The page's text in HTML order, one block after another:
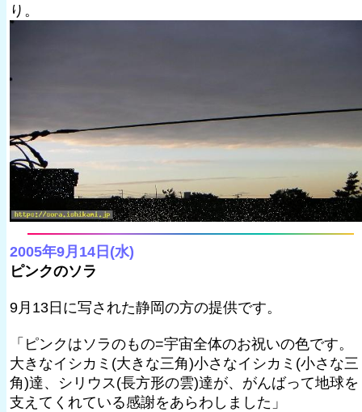
り。
2005年9月14日(水)
ピンクのソラ
9月13日に写された静岡の方の提供です。
「ピンクはソラのもの=宇宙全体のお祝いの色です。
大きなイシカミ(大きな三角)小さなイシカミ(小さな三
角)達、シリウス(長方形の雲)達が、がんばって地球を
支えてくれている感謝をあらわしました」